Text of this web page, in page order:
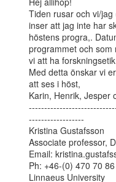
Tiden rusar och vi/
inser att jag inte har
höstens progra,.
programmet och som
vi att ha
Med detta önskar vi
att ses i höst,
Karin, Henrik, Jesper
------------------
Kristina Gustafsson
Associate professor,
Email:
Ph: +46-(0) 470 70
Linnaeus University